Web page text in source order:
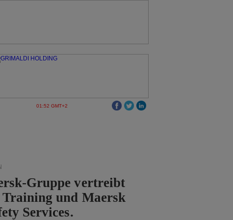
01:52 GMT+2
Gruppe vertreibt
und Maersk
Services.